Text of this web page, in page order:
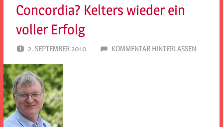
Concordia? Kelters wieder ein
voller Erfolg
2. SEPTEMBER 2010 SPD EITORF
KOMMENTAR HINTERLASSEN